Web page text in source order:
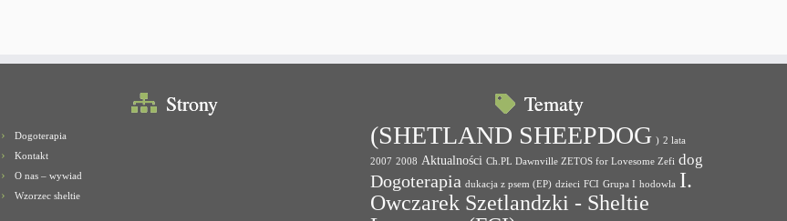
Strony
Dogoterapia
Kontakt
O nas – wywiad
Wzorzec sheltie
Tematy
(SHETLAND SHEEPDOG ) 2 lata
2007 2008 Aktualności Ch.PL Dawnville ZETOS for Lovesome Zefi dog
Dogoterapia dukacja z psem (EP) dzieci FCI Grupa I hodowla I.
Owczarek Szetlandzki - Sheltie